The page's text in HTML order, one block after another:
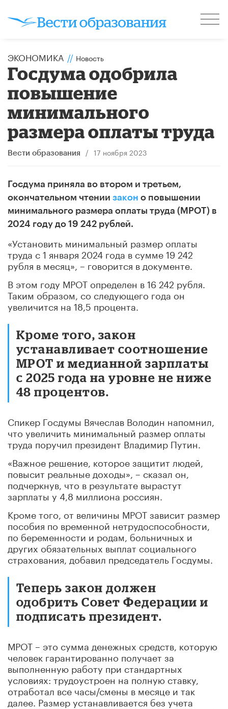
ЭКОНОМИКА // Новость
Госдума одобрила
повышение
минимального
размера оплаты труда
Вести образования / 17 ноября 2023
Госдума приняла во втором и третьем,
окончательном чтении закон о повышении
минимального размера оплаты труда (МРОТ) в
2024 году до 19 242 рублей.
«Установить минимальный размер оплаты
труда с 1 января 2024 года в сумме 19 242
рубля в месяц», – говорится в документе.
В этом году МРОТ определен в 16 242 рубля.
Таким образом, со следующего года он
увеличится на 18,5 процента.
Кроме того, закон
устанавливает соотношение
МРОТ и медианной зарплаты
с 2025 года на уровне не ниже
48 процентов.
Спикер Госдумы Вячеслав Володин напомнил,
что увеличить минимальный размер оплаты
труда поручил президент Владимир Путин.
«Важное решение, которое защитит людей,
повысит реальные доходы», – сказал он,
подчеркнув, что в результате вырастут
зарплаты у 4,8 миллиона россиян.
Кроме того, от величины МРОТ зависит размер
пособия по временной нетрудоспособности,
по беременности и родам, больничных и
других обязательных выплат социального
страхования, добавил председатель Госдумы.
Теперь закон должен
одобрить Совет Федерации и
подписать президент.
МРОТ – это сумма денежных средств, которую
человек гарантированно получает за
выполненную работу при стандартных
условиях: трудоустроен на полную ставку,
отработал все часы/смены в месяце и так
далее. Размер устанавливается без учета